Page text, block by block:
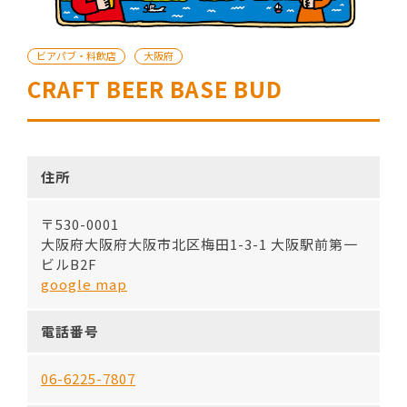
ビアパブ・料飲店 大阪府
CRAFT BEER BASE BUD
住所
〒530-0001
大阪府大阪府大阪市北区梅田1-3-1 大阪駅前第一
ビルB2F
google map
電話番号
06-6225-7807